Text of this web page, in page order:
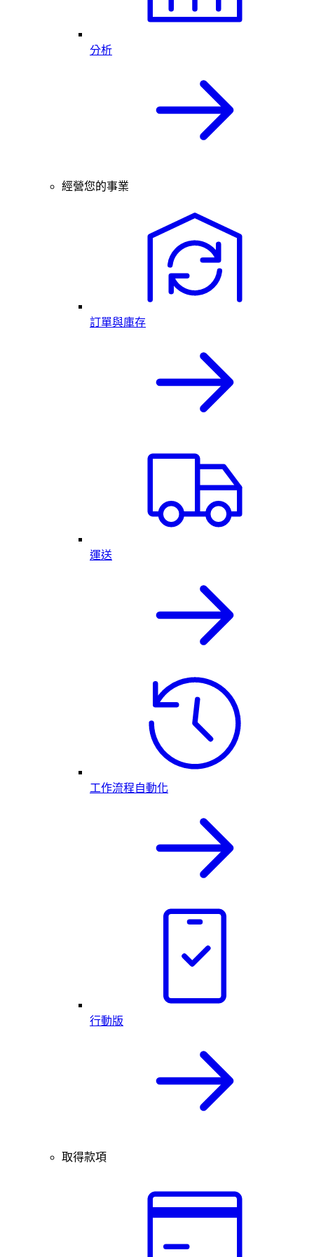
分析
經營您的事業
訂單與庫存
運送
工作流程自動化
行動版
取得款項